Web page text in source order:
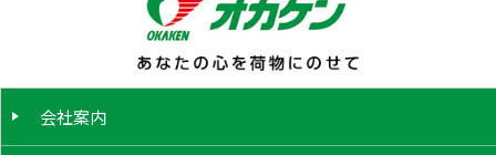
会社案内